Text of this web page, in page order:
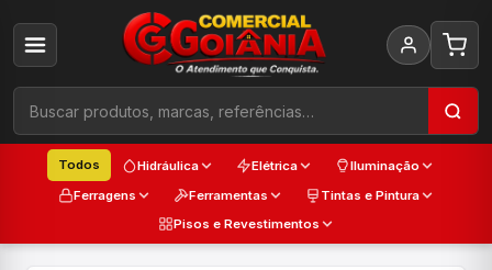
Todos Hidráulica Elétrica
Iluminação
Ferragens
Ferramentas
Tintas e Pintura
Pisos e Revestimentos